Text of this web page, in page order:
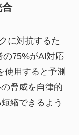
合
に対抗するた
の75%がAI対応
使用すると予測
脅威を自律的
縮できるよう